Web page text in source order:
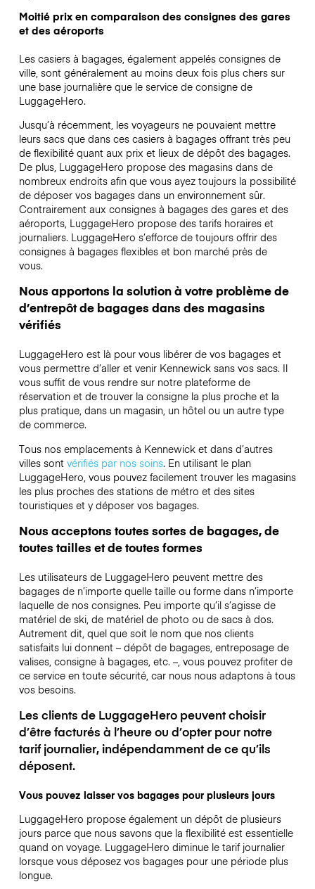
Moitié prix en comparaison des consignes des gares
et des aéroports
Les casiers à bagages, également appelés consignes de
ville, sont généralement au moins deux fois plus chers sur
une base journalière que le service de consigne de
LuggageHero.
Jusqu’à récemment, les voyageurs ne pouvaient mettre
leurs sacs que dans ces casiers à bagages offrant très peu
de flexibilité quant aux prix et lieux de dépôt des bagages.
De plus, LuggageHero propose des magasins dans de
nombreux endroits afin que vous ayez toujours la possibilité
de déposer vos bagages dans un environnement sûr.
Contrairement aux consignes à bagages des gares et des
aéroports, LuggageHero propose des tarifs horaires et
journaliers. LuggageHero s’efforce de toujours offrir des
consignes à bagages flexibles et bon marché près de
vous.
Nous apportons la solution à votre problème de
d’entrepôt de bagages dans des magasins
vérifiés
LuggageHero est là pour vous libérer de vos bagages et
vous permettre d’aller et venir Kennewick sans vos sacs. Il
vous suffit de vous rendre sur notre plateforme de
réservation et de trouver la consigne la plus proche et la
plus pratique, dans un magasin, un hôtel ou un autre type
de commerce.
Tous nos emplacements à Kennewick et dans d’autres
villes sont vérifiés par nos soins. En utilisant le plan
LuggageHero, vous pouvez facilement trouver les magasins
les plus proches des stations de métro et des sites
touristiques et y déposer vos bagages.
Nous acceptons toutes sortes de bagages, de
toutes tailles et de toutes formes
Les utilisateurs de LuggageHero peuvent mettre des
bagages de n’importe quelle taille ou forme dans n’importe
laquelle de nos consignes. Peu importe qu’il s’agisse de
matériel de ski, de matériel de photo ou de sacs à dos.
Autrement dit, quel que soit le nom que nos clients
satisfaits lui donnent – dépôt de bagages, entreposage de
valises, consigne à bagages, etc. –, vous pouvez profiter de
ce service en toute sécurité, car nous nous adaptons à tous
vos besoins.
Les clients de LuggageHero peuvent choisir
d’être facturés à l’heure ou d’opter pour notre
tarif journalier, indépendamment de ce qu’ils
déposent.
Vous pouvez laisser vos bagages pour plusieurs jours
LuggageHero propose également un dépôt de plusieurs
jours parce que nous savons que la flexibilité est essentielle
quand on voyage. LuggageHero diminue le tarif journalier
lorsque vous déposez vos bagages pour une période plus
longue.